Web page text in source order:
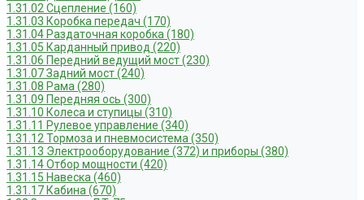
1.31.02 Сцепление (160)
1.31.03 Коробка передач (170)
1.31.04 Раздаточная коробка (180)
1.31.05 Карданный привод (220)
1.31.06 Передний ведущий мост (230)
1.31.07 Задний мост (240)
1.31.08 Рама (280)
1.31.09 Передняя ось (300)
1.31.10 Колеса и ступицы (310)
1.31.11 Рулевое управление (340)
1.31.12 Тормоза и пневмосистема (350)
1.31.13 Электрооборудование (372) и приборы (380)
1.31.14 Отбор мощности (420)
1.31.15 Навеска (460)
1.31.17 Кабина (670)